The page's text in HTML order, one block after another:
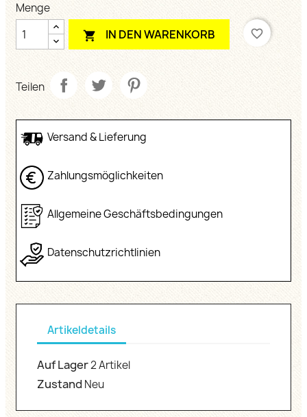
Menge
 IN DEN WARENKORB favorite_border
Teilen
Versand & Lieferung
Zahlungsmöglichkeiten
Allgemeine Geschäftsbedingungen
Datenschutzrichtlinien
Artikeldetails
Auf Lager2 Artikel
Zustand Neu